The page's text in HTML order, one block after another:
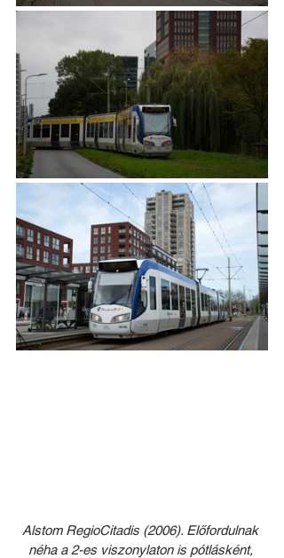
Alstom RegioCitadis (2006). Előfordulnak
néha a 2-es viszonylaton is pótlásként,